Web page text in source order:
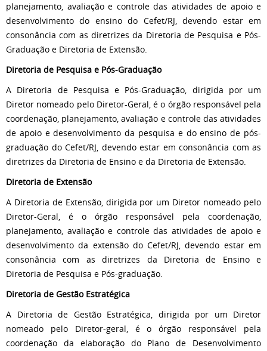
planejamento, avaliação e controle das atividades de apoio e
desenvolvimento do ensino do Cefet/RJ, devendo estar em
consonância com as diretrizes da Diretoria de Pesquisa e Pós-
Graduação e Diretoria de Extensão.
Diretoria de Pesquisa e Pós-Graduação
A Diretoria de Pesquisa e Pós-Graduação, dirigida por um
Diretor nomeado pelo Diretor-Geral, é o órgão responsável pela
coordenação, planejamento, avaliação e controle das atividades
de apoio e desenvolvimento da pesquisa e do ensino de pós-
graduação do Cefet/RJ, devendo estar em consonância com as
diretrizes da Diretoria de Ensino e da Diretoria de Extensão.
Diretoria de Extensão
A Diretoria de Extensão, dirigida por um Diretor nomeado pelo
Diretor-Geral, é o órgão responsável pela coordenação,
planejamento, avaliação e controle das atividades de apoio e
desenvolvimento da extensão do Cefet/RJ, devendo estar em
consonância com as diretrizes da Diretoria de Ensino e
Diretoria de Pesquisa e Pós-graduação.
Diretoria de Gestão Estratégica
A Diretoria de Gestão Estratégica, dirigida por um Diretor
nomeado pelo Diretor-geral, é o órgão responsável pela
coordenação da elaboração do Plano de Desenvolvimento